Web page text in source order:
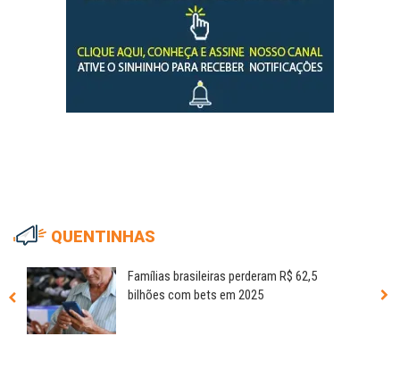
QUENTINHAS
Famílias brasileiras perderam R$ 62,5
bilhões com bets em 2025